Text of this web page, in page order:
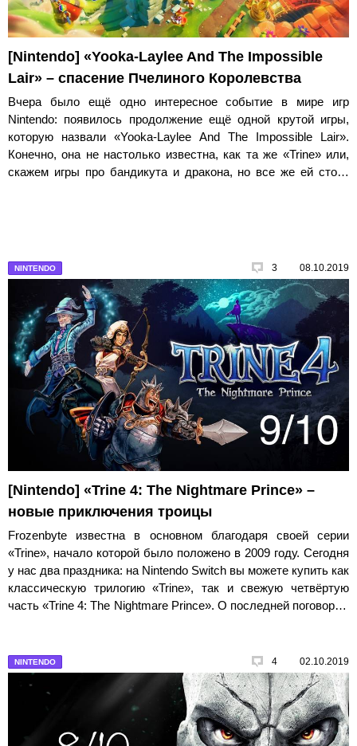
[Nintendo] «Yooka-Laylee And The Impossible
Lair» – спасение Пчелиного Королевства
Вчера было ещё одно интересное событие в мире игр
Nintendo: появилось продолжение ещё одной крутой игры,
которую назвали «Yooka-Laylee And The Impossible Lair».
Конечно, она не настолько известна, как та же «Trine» или,
скажем игры про бандикута и дракона, но все же ей стоит
NINTENDO 3 08.10.2019
[Nintendo] «Trine 4: The Nightmare Prince» –
новые приключения троицы
Frozenbyte известна в основном благодаря своей серии
«Trine», начало которой было положено в 2009 году. Сегодня
у нас два праздника: на Nintendo Switch вы можете купить как
классическую трилогию «Trine», так и свежую четвёртую
часть «Trine 4: The Nightmare Prince». О последней поговорим
NINTENDO 4 02.10.2019